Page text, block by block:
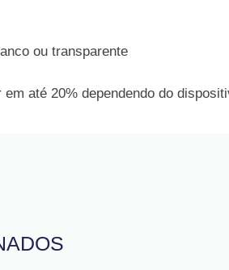
ou transparente
até 20% dependendo do